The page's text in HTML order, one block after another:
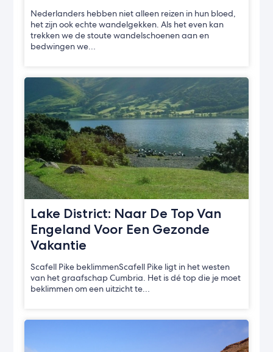
Nederlanders hebben niet alleen reizen in hun bloed,
het zijn ook echte wandelgekken. Als het even kan
trekken we de stoute wandelschoenen aan en
bedwingen we…
Lake District: Naar De Top Van
Engeland Voor Een Gezonde
Vakantie
Scafell Pike beklimmenScafell Pike ligt in het westen
van het graafschap Cumbria. Het is dé top die je moet
beklimmen om een uitzicht te…